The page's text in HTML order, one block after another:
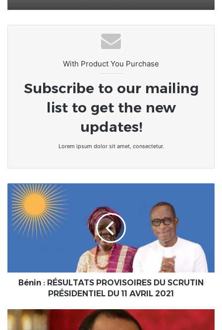
With Product You Purchase
Subscribe to our mailing
list to get the new
updates!
Lorem ipsum dolor sit amet, consectetur.
Bénin
RÉSULTATS
PROVISOIRES
DU
SCRUTIN
AVRILBénin : RÉSULTATS PROVISOIRES DU SCRUTIN
PRÉSIDENTIEL DU 11 AVRIL 2021
Burkina
: